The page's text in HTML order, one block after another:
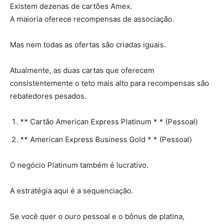
Existem dezenas de cartões Amex.
A maioria oferece recompensas de associação.
Mas nem todas as ofertas são criadas iguais.
Atualmente, as duas cartas que oferecem
consistentemente o teto mais alto para recompensas são
rebatedores pesados.
** Cartão American Express Platinum * * (Pessoal)
** American Express Business Gold * * (Pessoal)
O negócio Platinum também é lucrativo.
A estratégia aqui é a sequenciação.
Se você quer o ouro pessoal e o bônus de platina,